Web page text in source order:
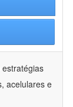
acelulares e